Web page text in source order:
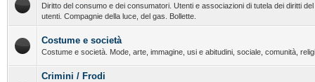
Diritto del consumo e dei consumatori. Utenti e associazioni di tutela dei diritti
utenti. Compagnie della luce, del gas. Bollette.
Costume e società
Costume e società. Mode, arte, immagine, usi e abitudini, sociale, comunità,
Crimini / Frodi